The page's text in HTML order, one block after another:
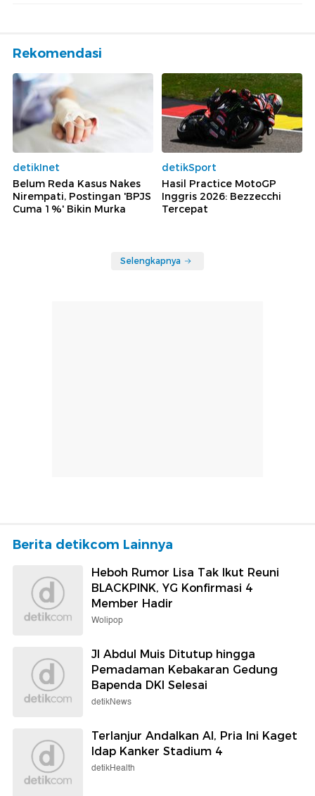
Rekomendasi
detikInet
Belum Reda Kasus Nakes
Nirempati, Postingan 'BPJS
Cuma 1%' Bikin Murka
detikSport
Hasil Practice MotoGP
Inggris 2026: Bezzecchi
Tercepat
Selengkapnya
Berita detikcom Lainnya
Heboh Rumor Lisa Tak Ikut Reuni
BLACKPINK, YG Konfirmasi 4
Member Hadir
Wolipop
Jl Abdul Muis Ditutup hingga
Pemadaman Kebakaran Gedung
Bapenda DKI Selesai
detikNews
Terlanjur Andalkan AI, Pria Ini Kaget
Idap Kanker Stadium 4
detikHealth